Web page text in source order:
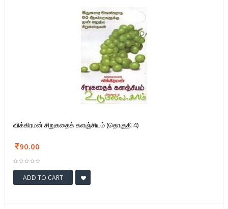
விக்கிரமன் சிறுகதைக் களஞ்சியம் (தொகுதி 4)
90.00
ADD TO CART